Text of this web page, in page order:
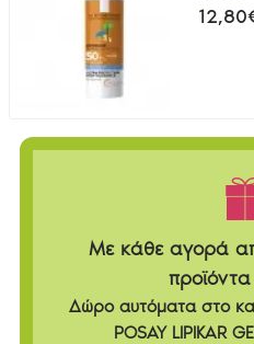
Με κάθε αγορά
προϊόντα
Δώρο αυτόματα στο
POSAY LIPIKAR